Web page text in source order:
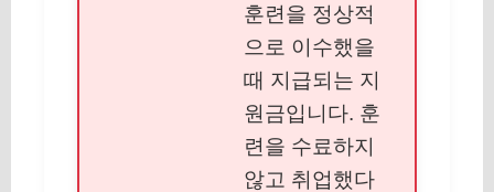
훈련을 정상적
으로 이수했을
때 지급되는 지
원금입니다. 훈
련을 수료하지
않고 취업했다